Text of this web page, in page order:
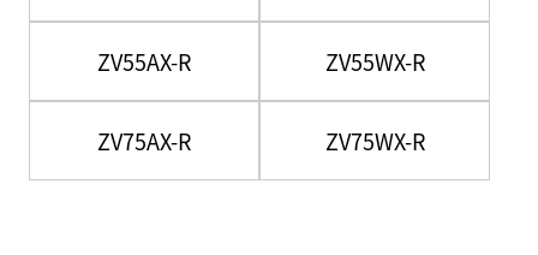
ZV55AX-R ZV55WX-R
ZV75AX-R ZV75WX-R